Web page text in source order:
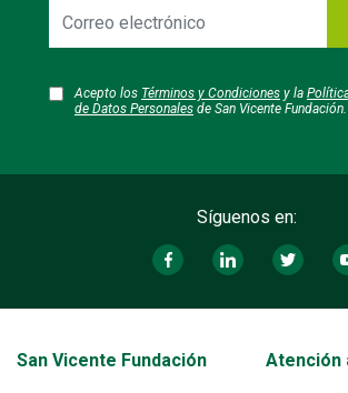
electrónico
Acepto los Términos y Condiciones y la
de Datos Personales de San Vicente Fundación.
Síguenos en:
Transversal - Menú San Vicente fundación
San Vicente Fundación Atención